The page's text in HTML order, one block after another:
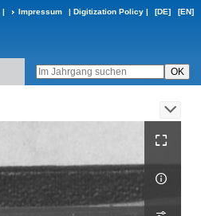
| Impressum | Digitization Policy | [DE] [EN]